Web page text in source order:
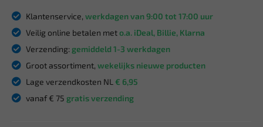
Klantenservice, werkdagen van 9:00 tot 17:00 uur
Veilig online betalen meto.a. iDeal, Billie, Klarna
Verzending: gemiddeld 1-3 werkdagen
Groot assortiment, wekelijks nieuwe producten
Lage verzendkosten NL € 6,95
vanaf € 75 gratis verzending